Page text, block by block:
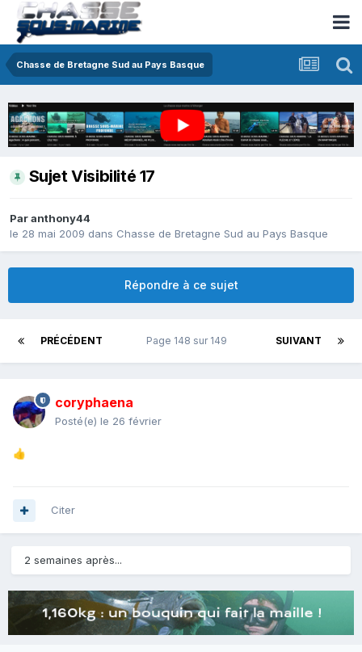
Chasse de Bretagne Sud au Pays Basque
Sujet Visibilité 17
Paranthony44
le 28 mai 2009 dans Chasse de Bretagne Sud au Pays Basque
Répondre à ce sujet
PRÉCÉDENT SUIVANT
Page 148 sur 149
coryphaena
Posté(e) le 26 février
👍
Citer
2 semaines après...